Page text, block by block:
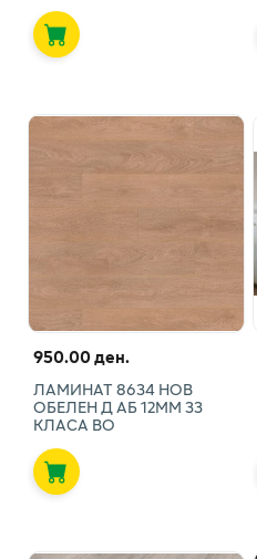
950.00 ден.
ЛАМИНАТ 8634 НОВ
ОБЕЛЕН Д АБ 12ММ 33
КЛАСА ВО